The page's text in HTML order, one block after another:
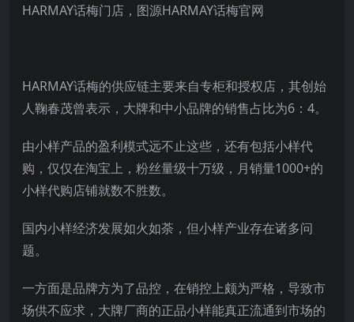
HARMAY话梅门店，图源HARMAY话梅官网
HARMAY话梅的供应链主要来自专柜和授权店，其创始
人鞠春茂曾表示，大牌和中小品牌的销售占比为6：4。
由小样产品的盈利模式远不止这些，还有包括小样代
购，仅仅在淘宝上，粉丝量级十万级，月销量1000+的
小样代购店铺就数不胜数。
国内小样经济发展如火如荼，但小样产业存在诸多问
题。
一方面是品牌方为了品控，在销控上颇为严格，导致市
场供不应求，大牌厂商的正品小样能真正流通到市场的